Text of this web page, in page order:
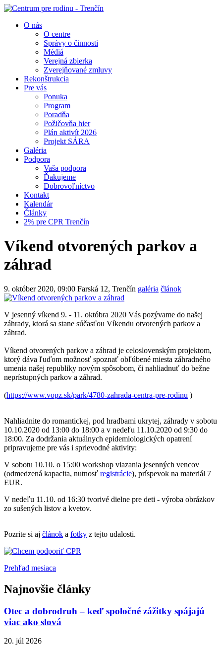
O nás
O centre
Správy o činnosti
Médiá
Verejná zbierka
Zverejňované zmluvy
Rekonštrukcia
Pre vás
Ponuka
Program
Poradňa
Požičovňa hier
Plán aktivít 2026
Projekt SÁRA
Galéria
Podpora
Vaša podpora
Ďakujeme
Dobrovoľníctvo
Kontakt
Kalendár
Články
2% pre CPR Trenčín
Víkend otvorených parkov a
záhrad
9. október 2020, 09:00 Farská 12, Trenčín galéria článok
V jesenný víkend 9. - 11. októbra 2020 Vás pozývame do našej
záhrady, ktorá sa stane súčasťou Víkendu otvorených parkov a
záhrad.
Víkend otvorených parkov a záhrad je celoslovenským projektom,
ktorý dáva ľuďom možnosť spoznať obľúbené miesta záhradného
umenia našej republiky novým spôsobom, či nahliadnuť do bežne
neprístupných parkov a záhrad.
(https://www.vopz.sk/park/4780-zahrada-centra-pre-rodinu )
Nahliadnite do romantickej, pod hradbami ukrytej, záhrady v sobotu
10.10.2020 od 13:00 do 18:00 a v nedeľu 11.10.2020 od 9:30 do
18:00. Za dodržania aktuálnych epidemiologických opatrení
pripravujeme pre vás i sprievodné aktivity:
V sobotu 10.10. o 15:00 workshop viazania jesenných vencov
(odmedzená kapacita, nutnosť registrácie), príspevok na materiál 7
EUR.
V nedeľu 11.10. od 16:30 tvorivé dielne pre deti - výroba obrázkov
zo sušených listov a kvetov.
Pozrite si aj článok a fotky z tejto udalosti.
Prehľad mesiaca
Najnovšie články
Otec a dobrodruh – keď spoločné zážitky spájajú
viac ako slová
20. júl 2026